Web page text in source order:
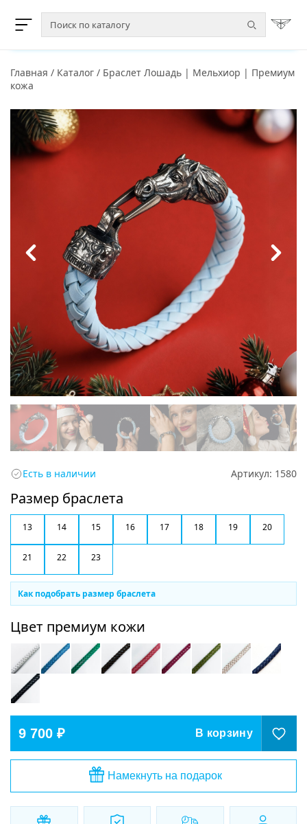
Главная / Каталог / Браслет Лошадь | Мельхиор | Премиум
кожа
Есть в наличии Артикул: 1580
Размер браслета
13 14 15 16 17 18 19 20
21 22 23
Как подобрать размер браслета
Цвет премиум кожи
9 700 ₽ В корзину
Намекнуть на подарок